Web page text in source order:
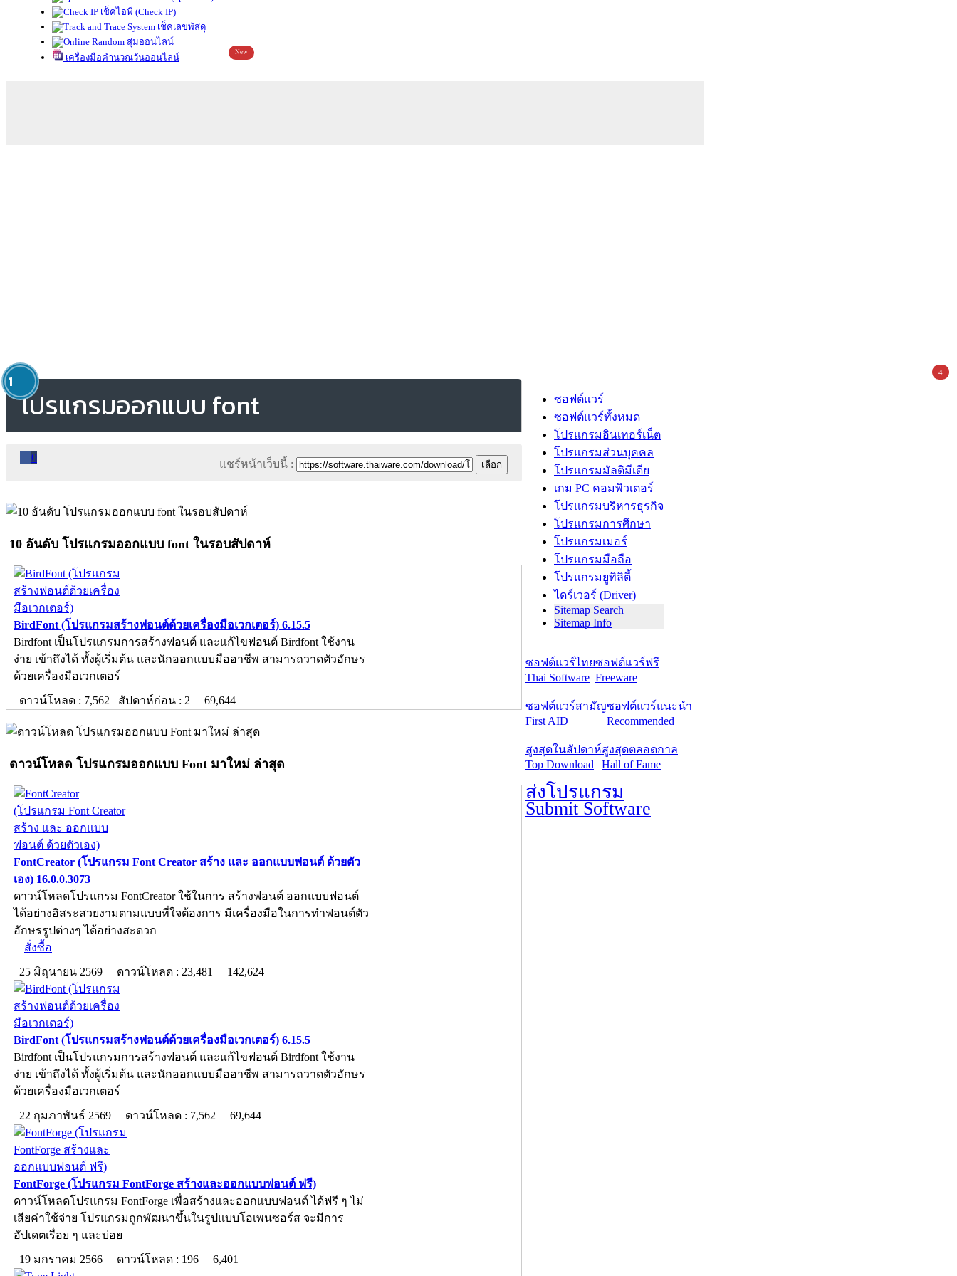
เช็คไอพี (Check IP)
เช็คเลขพัสดุ
สุ่มออนไลน์
เครื่องมือคำนวณวันออนไลน์
New
โปรแกรมออกแบบ font
0
แชร์หน้าเว็บนี้ :
10 อันดับ โปรแกรมออกแบบ font ในรอบสัปดาห์
1
BirdFont (โปรแกรมสร้างฟอนต์ด้วยเครื่องมือเวกเตอร์) 6.15.5
Birdfont เป็นโปรแกรมการสร้างฟอนต์ และแก้ไขฟอนต์ Birdfont ใช้งาน
ง่าย เข้าถึงได้ ทั้งผู้เริ่มต้น และนักออกแบบมืออาชีพ สามารถวาดตัวอักษร
ด้วยเครื่องมือเวกเตอร์
ดาวน์โหลด : 7,562 สัปดาห์ก่อน : 2
69,644
ดาวน์โหลด โปรแกรมออกแบบ Font มาใหม่ ล่าสุด
FontCreator (โปรแกรม Font Creator สร้าง และ ออกแบบฟอนต์ ด้วยตัว
เอง) 16.0.0.3073
ดาวน์โหลดโปรแกรม FontCreator ใช้ในการ สร้างฟอนต์ ออกแบบฟอนต์
ได้อย่างอิสระสวยงามตามแบบที่ใจต้องการ มีเครื่องมือในการทำฟอนต์ตัว
อักษรรูปต่างๆ ได้อย่างสะดวก
สั่งซื้อ
25 มิถุนายน 2569
ดาวน์โหลด : 23,481 142,624
BirdFont (โปรแกรมสร้างฟอนต์ด้วยเครื่องมือเวกเตอร์) 6.15.5
Birdfont เป็นโปรแกรมการสร้างฟอนต์ และแก้ไขฟอนต์ Birdfont ใช้งาน
ง่าย เข้าถึงได้ ทั้งผู้เริ่มต้น และนักออกแบบมืออาชีพ สามารถวาดตัวอักษร
ด้วยเครื่องมือเวกเตอร์
22 กุมภาพันธ์ 2569
ดาวน์โหลด : 7,562 69,644
FontForge (โปรแกรม FontForge สร้างและออกแบบฟอนต์ ฟรี)
ดาวน์โหลดโปรแกรม FontForge เพื่อสร้างและออกแบบฟอนต์ ได้ฟรี ๆ ไม่
เสียค่าใช้จ่าย โปรแกรมถูกพัฒนาขึ้นในรูปแบบโอเพนซอร์ส จะมีการ
อัปเดตเรื่อย ๆ และบ่อย
19 มกราคม 2566
ดาวน์โหลด : 196 6,401
ซอฟต์แวร์
ซอฟต์แวร์ทั้งหมด
โปรแกรมอินเทอร์เน็ต
โปรแกรมส่วนบุคคล
โปรแกรมมัลติมีเดีย
เกม PC คอมพิวเตอร์
โปรแกรมบริหารธุรกิจ
โปรแกรมการศึกษา
โปรแกรมเมอร์
โปรแกรมมือถือ
โปรแกรมยูทิลิตี้
ไดร์เวอร์ (Driver)
Sitemap Search
Sitemap Info
ซอฟต์แวร์ไทย
Thai Software
ซอฟต์แวร์ฟรี
Freeware
ซอฟต์แวร์สามัญ
First AID
ซอฟต์แวร์แนะนำ
Recommended
สูงสุดในสัปดาห์
Top Download
สูงสุดตลอดกาล
Hall of Fame
ส่งโปรแกรม
Submit Software
4